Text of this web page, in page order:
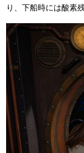
り、下船時には酸素